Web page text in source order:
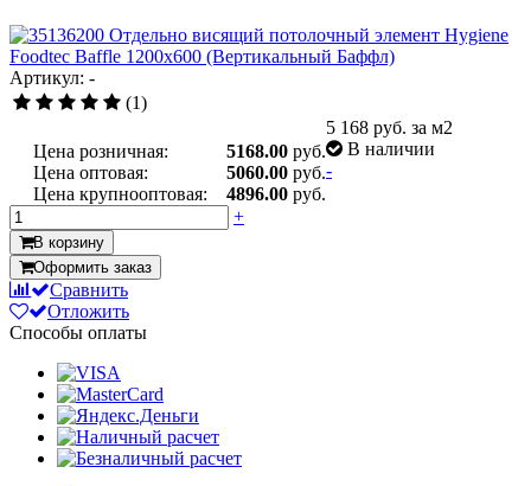
Артикул: -
(1)
Цена розничная: 5168.00 руб.
Цена оптовая:
5060.00 руб.
Цена крупнооптовая:
4896.00 руб.
5 168 руб. за м2
В наличии
-
+
В корзину
Оформить заказ
Сравнить
Отложить
Способы оплаты